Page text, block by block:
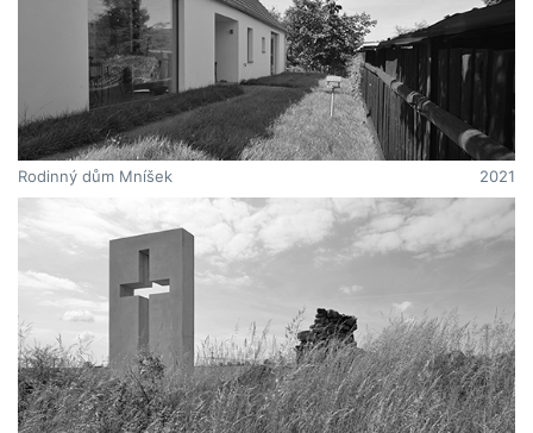
Rodinný dům Mníšek 2021